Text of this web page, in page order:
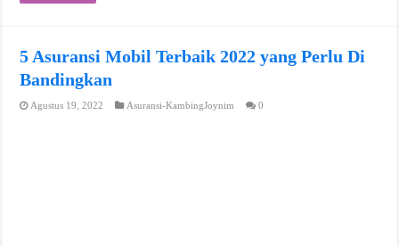
5 Asuransi Mobil Terbaik 2022 yang Perlu Di
Bandingkan
Agustus 19, 2022 Asuransi-KambingJoynim 0